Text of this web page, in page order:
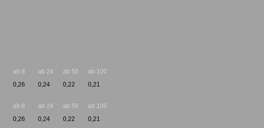
ab 8
0,26
ab 24
0,24
ab 50
0,22
ab 100
0,21
ab 8
0,26
ab 24
0,24
ab 50
0,22
ab 100
0,21